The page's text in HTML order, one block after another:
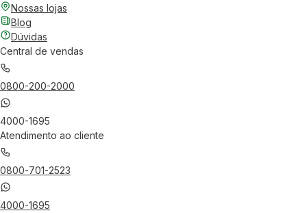
Nossas lojas
Blog
Dúvidas
Central de vendas
0800-200-2000
4000-1695
Atendimento ao cliente
0800-701-2523
4000-1695